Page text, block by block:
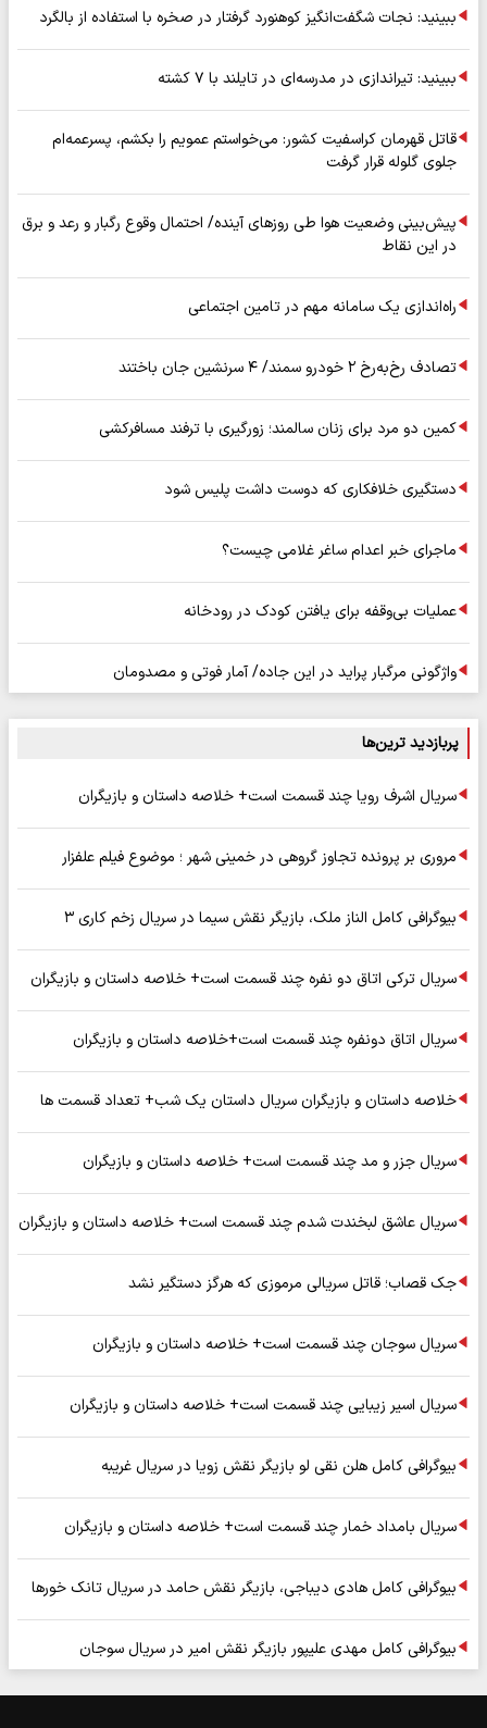
ببینید: نجات شگفت‌انگیز کوهنورد گرفتار در صخره با استفاده از بالگرد
ببینید: تیراندازی در مدرسه‌ای در تایلند با ۷ کشته
قاتل قهرمان کراسفیت کشور: می‌خواستم عمویم را بکشم، پسرعمه‌ام
جلوی گلوله قرار گرفت
پیش‌بینی وضعیت هوا طی روزهای آینده/ احتمال وقوع رگبار و رعد و برق
در این نقاط
راه‌اندازی یک سامانه مهم در تامین اجتماعی
تصادف رخ‌به‌رخ ۲ خودرو سمند/ ۴ سرنشین جان باختند
کمین دو مرد برای زنان سالمند؛ زورگیری با ترفند مسافرکشی
دستگیری خلافکاری که دوست داشت پلیس شود
ماجرای خبر اعدام ساغر غلامی چیست؟
عملیات بی‌وقفه برای یافتن کودک در رودخانه
واژگونی مرگبار پراید در این جاده/ آمار فوتی و مصدومان
پربازدید ترین‌ها
سریال اشرف رویا چند قسمت است+ خلاصه داستان و بازیگران
مروری بر پرونده تجاوز گروهی در خمینی شهر ؛ موضوع فیلم علفزار
بیوگرافی کامل الناز ملک، بازیگر نقش سیما در سریال زخم کاری ۳
سریال ترکی اتاق دو نفره چند قسمت است+ خلاصه داستان و بازیگران
سریال اتاق دونفره چند قسمت است+خلاصه داستان و بازیگران
خلاصه داستان و بازیگران سریال داستان یک شب+ تعداد قسمت ها
سریال جزر و مد چند قسمت است+ خلاصه داستان و بازیگران
سریال عاشق لبخندت شدم چند قسمت است+ خلاصه داستان و بازیگران
جک قصاب؛ قاتل سریالی مرموزی که هرگز دستگیر نشد
سریال سوجان چند قسمت است+ خلاصه داستان و بازیگران
سریال اسیر زیبایی چند قسمت است+ خلاصه داستان و بازیگران
بیوگرافی کامل هلن نقی لو بازیگر نقش زویا در سریال غریبه
سریال بامداد خمار چند قسمت است+ خلاصه داستان و بازیگران
بیوگرافی کامل هادی دیباجی، بازیگر نقش حامد در سریال تانک خورها
بیوگرافی کامل مهدی علیپور بازیگر نقش امیر در سریال سوجان